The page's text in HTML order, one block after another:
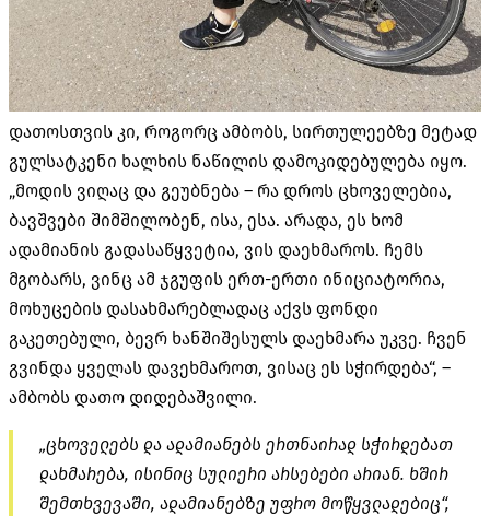
დათოსთვის კი, როგორც ამბობს, სირთულეებზე მეტად
გულსატკენი ხალხის ნაწილის დამოკიდებულება იყო.
„მოდის ვიღაც და გეუბნება – რა დროს ცხოველებია,
ბავშვები შიმშილობენ, ისა, ესა. არადა, ეს ხომ
ადამიანის გადასაწყვეტია, ვის დაეხმაროს. ჩემს
მგობარს, ვინც ამ ჯგუფის ერთ-ერთი ინიციატორია,
მოხუცების დასახმარებლადაც აქვს ფონდი
გაკეთებული, ბევრ ხანშიშესულს დაეხმარა უკვე. ჩვენ
გვინდა ყველას დავეხმაროთ, ვისაც ეს სჭირდება“, –
ამბობს დათო დიდებაშვილი.
„ცხოველებს და ადამიანებს ერთნაირად სჭირდებათ
დახმარება, ისინიც სულიერი არსებები არიან. ხშირ
შემთხვევაში, ადამიანებზე უფრო მოწყვლადებიც“,